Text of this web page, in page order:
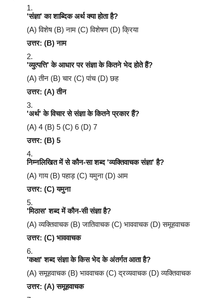
'संज्ञा' का शाब्दिक अर्थ क्या होता है?
(A) विशेष (B) नाम (C) विशेषण (D) क्रिया
उत्तर: (B) नाम
'व्युत्पत्ति' के आधार पर संज्ञा के कितने भेद होते हैं?
(A) तीन (B) चार (C) पांच (D) छह
उत्तर: (A) तीन
'अर्थ' के विचार से संज्ञा के कितने प्रकार हैं?
(A) 4 (B) 5 (C) 6 (D) 7
उत्तर: (B) 5
निम्नलिखित में से कौन-सा शब्द 'व्यक्तिवाचक संज्ञा' है?
(A) गाय (B) पहाड़ (C) यमुना (D) आम
उत्तर: (C) यमुना
'मिठास' शब्द में कौन-सी संज्ञा है?
(A) व्यक्तिवाचक (B) जातिवाचक (C) भाववाचक (D) समूहवाचक
उत्तर: (C) भाववाचक
'कक्षा' शब्द संज्ञा के किस भेद के अंतर्गत आता है?
(A) समूहवाचक (B) भाववाचक (C) द्रव्यवाचक (D) व्यक्तिवाचक
उत्तर: (A) समूहवाचक